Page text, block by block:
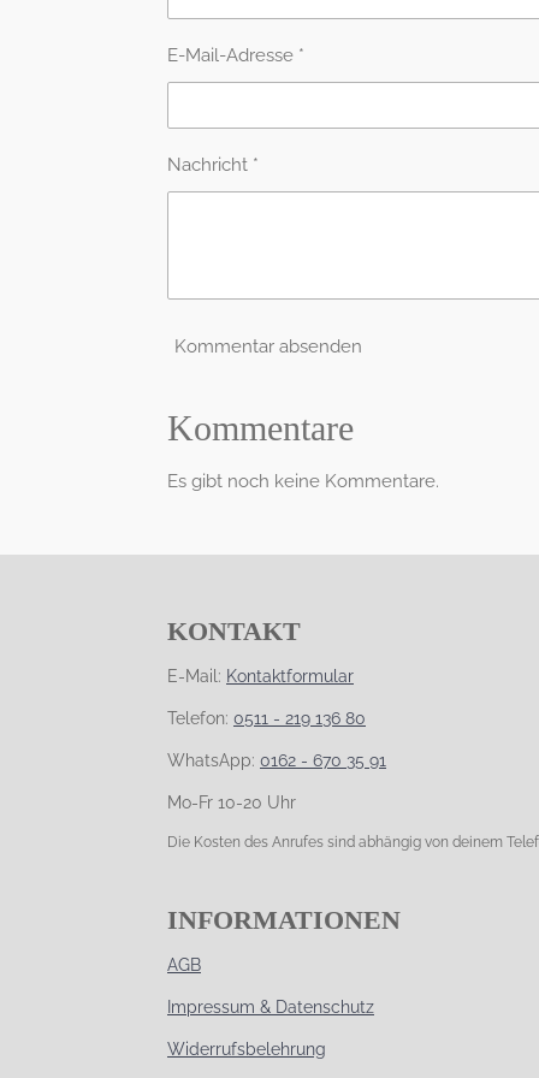
E-Mail-Adresse *
Nachricht *
Kommentar absenden
Kommentare
Es gibt noch keine Kommentare.
KONTAKT
E-Mail: Kontaktformular
Telefon: 0511 - 219 136 80
WhatsApp: 0162 - 670 35 91
Mo-Fr 10-20 Uhr
Die Kosten des Anrufes sind abhängig von deinem
INFORMATIONEN
AGB
Impressum & Datenschutz
Widerrufsbelehrung